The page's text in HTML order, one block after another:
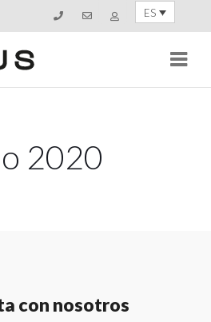
ES
2020
con nosotros